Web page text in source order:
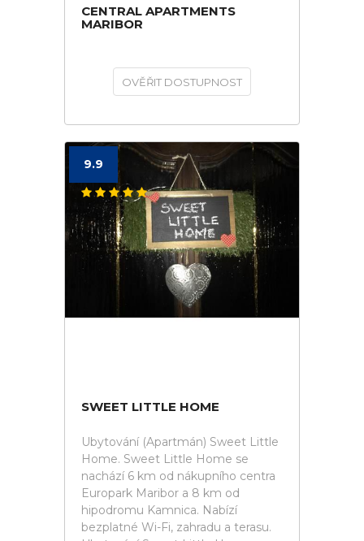
CENTRAL APARTMENTS
MARIBOR
OVĚŘIT DOSTUPNOST
9.9
SWEET LITTLE HOME
Ubytování (Apartmán) Sweet Little
Home. Sweet Little Home se
nachází 6 km od nákupního centra
Europark Maribor a 8 km od
hipodromu Kamnica. Nabízí
bezplatné Wi-Fi, zahradu a terasu.